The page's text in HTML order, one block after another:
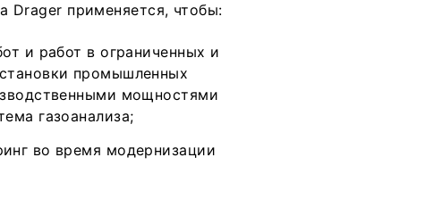
Drager применяется, чтобы:
и работ в ограниченных и
промышленных
мощностями
газоанализа;
во время модернизации